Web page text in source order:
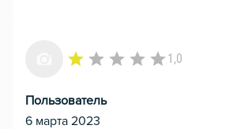
1,0
Пользователь
6 марта 2023